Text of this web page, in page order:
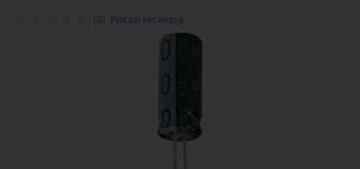
(0) Prikaži recenzije